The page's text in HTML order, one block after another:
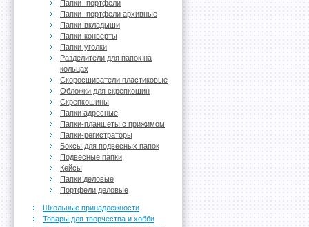
Папки- портфели
Папки- портфели архивные
Папки-вкладыши
Папки-конверты
Папки-уголки
Разделители для папок на
кольцах
Скоросшиватели пластиковые
Обложки для скрепкошин
Скрепкошины
Папки адресные
Папки-планшеты с прижимом
Папки-регистраторы
Боксы для подвесных папок
Подвесные папки
Кейсы
Папки деловые
Портфели деловые
Школьные принадлежности
Товары для творчества и хобби